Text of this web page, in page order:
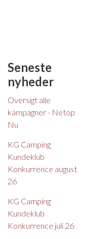
Seneste
nyheder
Oversigt alle
kampagner - Netop
Nu
KG Camping
Kundeklub
Konkurrence august
26
KG Camping
Kundeklub
Konkurrence juli 26